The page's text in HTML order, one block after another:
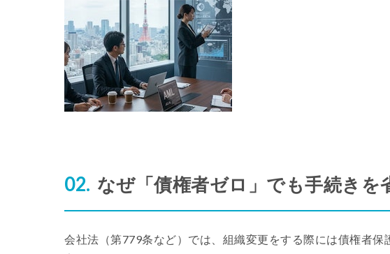
なぜ「債権者ゼロ」でも手続きを
会社法（第779条など）では、組織変更をする際には債権者保